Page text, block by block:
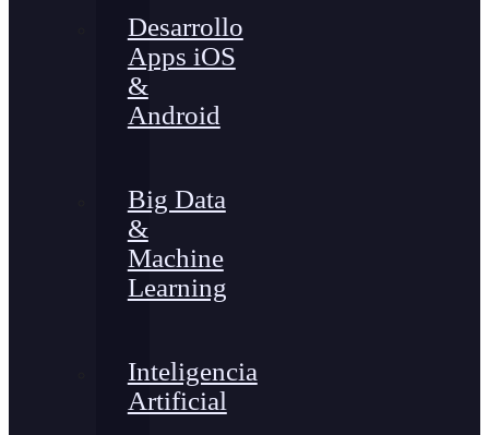
Desarrollo
Apps iOS
&
Android
Big Data
&
Machine
Learning
Inteligencia
Artificial